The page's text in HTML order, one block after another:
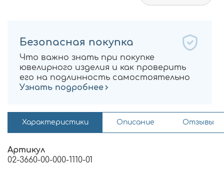
Безопасная покупка
Что важно знать при покупке
ювелирного изделия и как проверить
его на подлинность самостоятельно
Узнать подробнее
Характеристики Описание Отзывы
Артикул
02-3660-00-000-1110-01